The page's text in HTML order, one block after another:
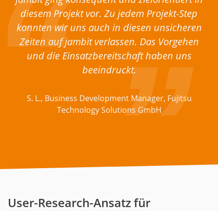
diesem Projekt vor. Zu jedem Projekt-Step
konnten wir uns auch in diesen unsicheren
Zeiten auf jambit verlassen. Das Vorgehen
und die Einsatzbereitschaft haben uns
beeindruckt.
S. L., Business Development Manager, Fujitsu
Technology Solutions GmbH
User-Research-Ansatz für